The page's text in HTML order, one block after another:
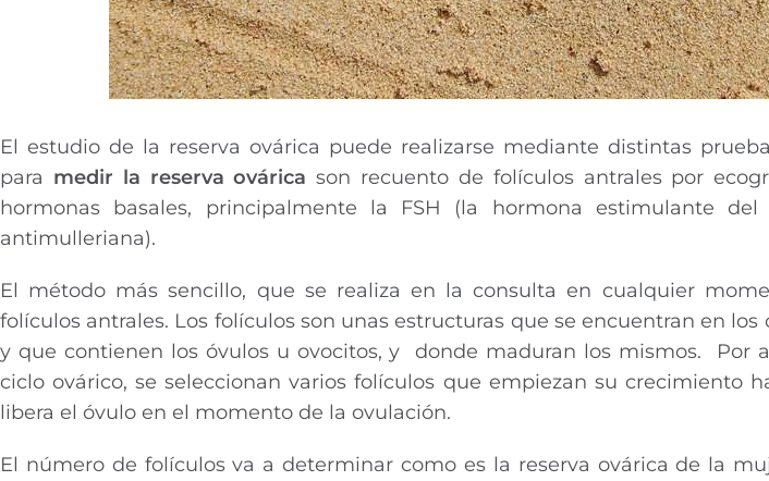
El estudio de la reserva ovárica puede realizarse mediante distintas
para medir la reserva ovárica son recuento de folículos antrales por
hormonas basales, principalmente la FSH (la hormona estimulante
antimulleriana).
El método más sencillo, que se realiza en la consulta en cualquier
folículos antrales. Los folículos son unas estructuras que se encuentran en
y que contienen los óvulos u ovocitos, y donde maduran los mismos. Por
ciclo ovárico, se seleccionan varios folículos que empiezan su crecimiento
libera el óvulo en el momento de la ovulación.
El número de folículos va a determinar como es la reserva ovárica de la